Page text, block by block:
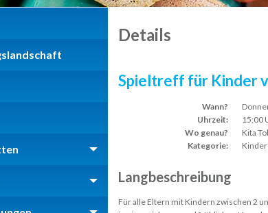
Details
Spieltreff für Kinder
Wann?
Uhrzeit:
15:00
Wo genau?
Kita
Kategorie:
Kinder
Langbeschreibung
Für alle Eltern mit Kindern zwischen 2